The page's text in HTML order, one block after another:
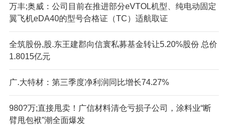
万丰;奥威：公司目前在推进部分eVTOL机型、纯电动固定
翼飞机eDA40的型号合格证（TC）适航取证
全筑股份,股.东王建郡向信寰私募基金转让5.20%股份 总价
1.8015亿元
广.大特材：第三季度净利润同比增长74.27%
980?万;直接甩卖！广信材料清仓亏损子公司，涂料业“断
臂甩包袱”潮全面爆发